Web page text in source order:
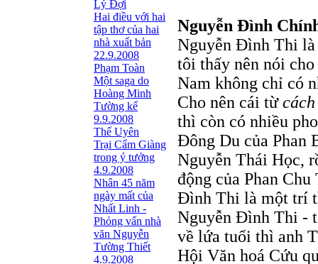
Lý Đợi
Hai điều với hai
tập thơ của hai
nhà xuất bản
22.9.2008
Phạm Toàn
Một saga do
Hoàng Minh
Tường kể
9.9.2008
Thế Uyên
Trại Cẩm Giàng
trong ý tưởng
4.9.2008
Nhân 45 năm
ngày mất của
Nhất Linh -
Phỏng vấn nhà
văn Nguyễn
Tường Thiết
4.9.2008
Nguyễn Đình
Nguyễn Đình Thi là
tôi thấy nên nói
Nam không chỉ có
Cho nên cái từ
thì còn có nhiều
Đông Du của Phan
Nguyễn Thái Học,
động của Phan
Đình Thi là một trí
Nguyễn Đình Thi -
về lứa tuổi thì anh
Hội Văn hoá Cứu